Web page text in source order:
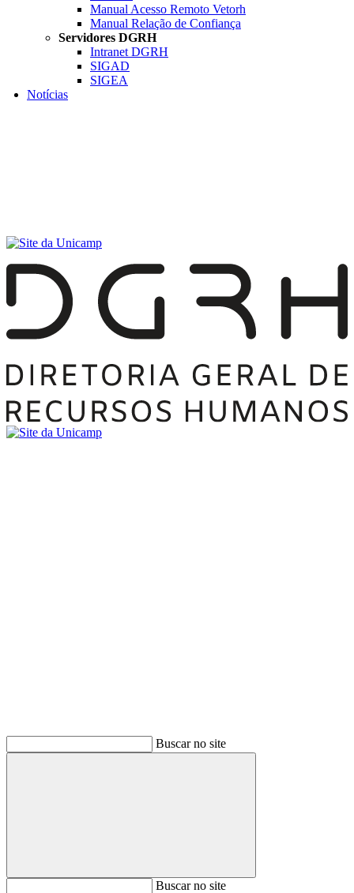
Manual Acesso Remoto Vetorh
Manual Relação de Confiança
Servidores DGRH
Intranet DGRH
SIGAD
SIGEA
Notícias
Buscar no site
BuscarBuscar no site